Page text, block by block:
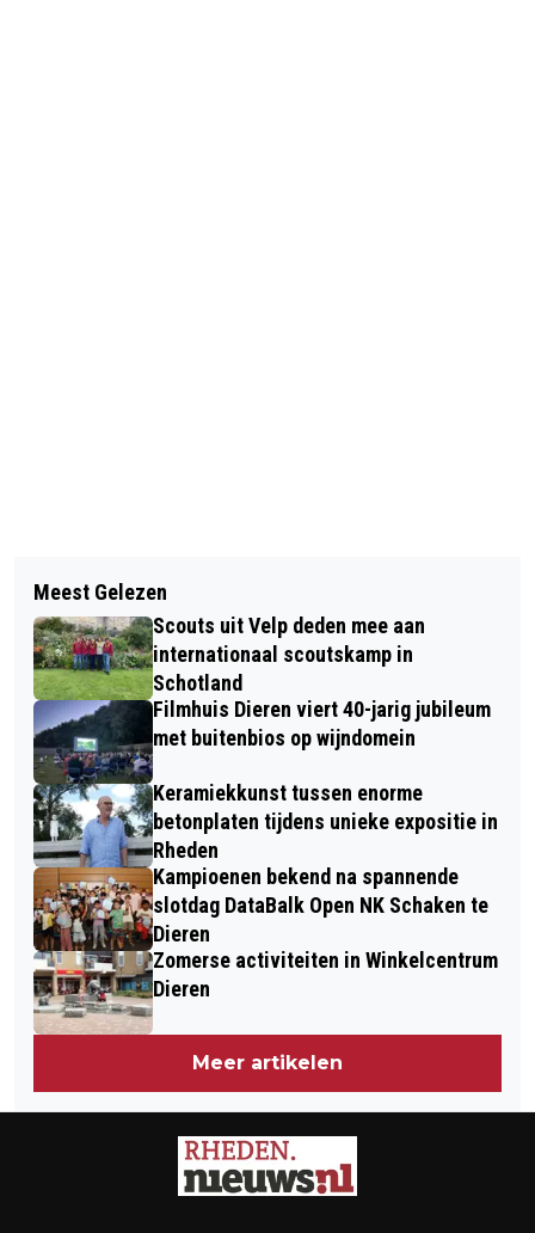
GESLAAGDE BUURT ONTMOETINGS
BIJEENKOMST (B.O.B.) BRENGT
RHEDENSE BUURT SAMEN
OPEN DAG BIJ BASKER
KINDEROPVANG IN VELP
Meest Gelezen
Scouts uit Velp deden mee aan
internationaal scoutskamp in
Schotland
Filmhuis Dieren viert 40-jarig jubileum
met buitenbios op wijndomein
Keramiekkunst tussen enorme
betonplaten tijdens unieke expositie in
Rheden
Kampioenen bekend na spannende
slotdag DataBalk Open NK Schaken te
Dieren
Zomerse activiteiten in Winkelcentrum
Dieren
Meer artikelen